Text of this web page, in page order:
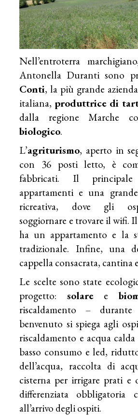
Nell’entroterra
Antonella Duranti sono
Conti, la più grande
italiana, produttrice di
dalla regione Marche
biologico.
L’agriturismo, aperto in
con 36 posti letto, è
fabbricati. Il
appartamenti e una
ricreativa, dove gli
soggiornare e trovare il wifi.
ha un appartamento e la
tradizionale. Infine, una
cappella consacrata, cantina
Le scelte sono state
progetto: solaree
riscaldamento – durante
benvenuto si spiega agli
riscaldamento e acqua
basso consumo e led,
dell’acqua, raccolta di
cisterna per irrigare prati e
differenziata obbligatoria
all’arrivo degli ospiti.